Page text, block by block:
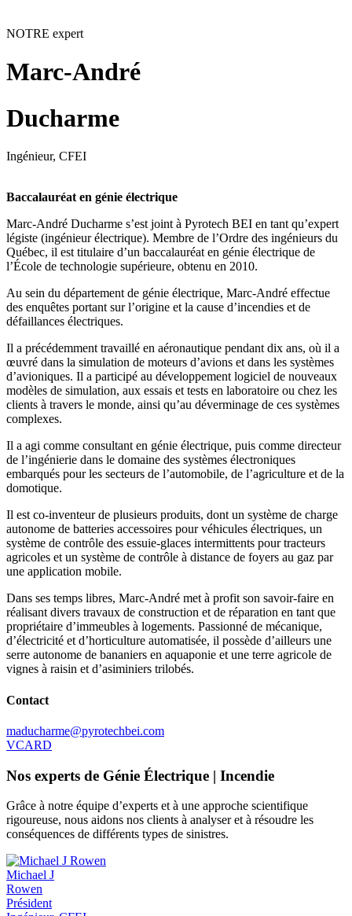
NOTRE expert
Marc-André
Ducharme
Ingénieur, CFEI
Baccalauréat en génie électrique
Marc-André Ducharme s’est joint à Pyrotech BEI en tant qu’expert
légiste (ingénieur électrique). Membre de l’Ordre des ingénieurs du
Québec, il est titulaire d’un baccalauréat en génie électrique de
l’École de technologie supérieure, obtenu en 2010.
Au sein du département de génie électrique, Marc-André effectue
des enquêtes portant sur l’origine et la cause d’incendies et de
défaillances électriques.
Il a précédemment travaillé en aéronautique pendant dix ans, où il a
œuvré dans la simulation de moteurs d’avions et dans les systèmes
d’avioniques. Il a participé au développement logiciel de nouveaux
modèles de simulation, aux essais et tests en laboratoire ou chez les
clients à travers le monde, ainsi qu’au déverminage de ces systèmes
complexes.
Il a agi comme consultant en génie électrique, puis comme directeur
de l’ingénierie dans le domaine des systèmes électroniques
embarqués pour les secteurs de l’automobile, de l’agriculture et de la
domotique.
Il est co-inventeur de plusieurs produits, dont un système de charge
autonome de batteries accessoires pour véhicules électriques, un
système de contrôle des essuie-glaces intermittents pour tracteurs
agricoles et un système de contrôle à distance de foyers au gaz par
une application mobile.
Dans ses temps libres, Marc-André met à profit son savoir-faire en
réalisant divers travaux de construction et de réparation en tant que
propriétaire d’immeubles à logements. Passionné de mécanique,
d’électricité et d’horticulture automatisée, il possède d’ailleurs une
serre autonome de bananiers en aquaponie et une terre agricole de
vignes à raisin et d’asiminiers trilobés.
Contact
maducharme@pyrotechbei.com
VCARD
Nos experts de Génie Électrique | Incendie
Grâce à notre équipe d’experts et à une approche scientifique
rigoureuse, nous aidons nos clients à analyser et à résoudre les
conséquences de différents types de sinistres.
Michael J
Rowen
Président